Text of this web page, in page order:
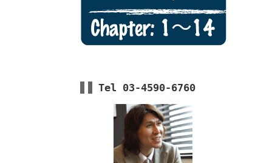
Tel 03-4590-6760